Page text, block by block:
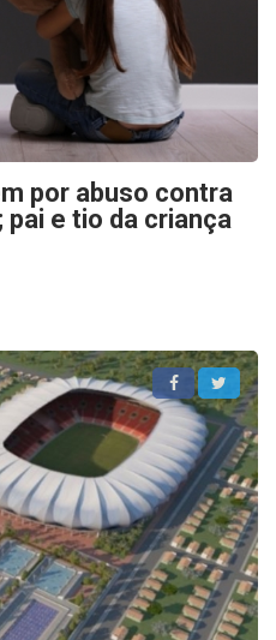
por abuso contra
e tio da criança